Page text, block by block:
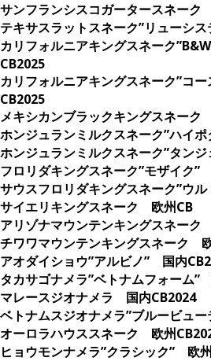
サンフランシスコガータースネー
テキサスラットスネーク”リューシ
カリフォルニアキングスネーク
CB2025
カリフォルニアキングスネーク”コ
CB2025
メキシカンブラックキングスネー
ホンジュランミルクスネーク”ハイ
ホンジュランミルクスネーク”タン
フロリダキングスネーク”モザイク”
サウスフロリダキングスネーク”ウ
サイエリキングスネーク 欧州CB
アリゾナマウンテンキングスネー
チワワマウンテンキングスネーク
アオダイショウ”アルビノ” 国内
タカサゴナメラ”ベトナムフォーム
マレースジオナメラ 国内CB2024
ベトナムスジオナメラ”ブルービュ
オーロラハウススネーク 欧州
ヒョウモンナメラ”クラシック” 欧